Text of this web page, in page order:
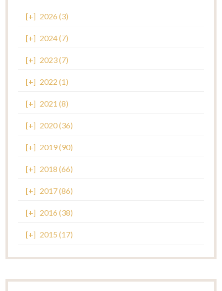
[+] 2026 (3)
[+] 2024 (7)
[+] 2023 (7)
[+] 2022 (1)
[+] 2021 (8)
[+] 2020 (36)
[+] 2019 (90)
[+] 2018 (66)
[+] 2017 (86)
[+] 2016 (38)
[+] 2015 (17)